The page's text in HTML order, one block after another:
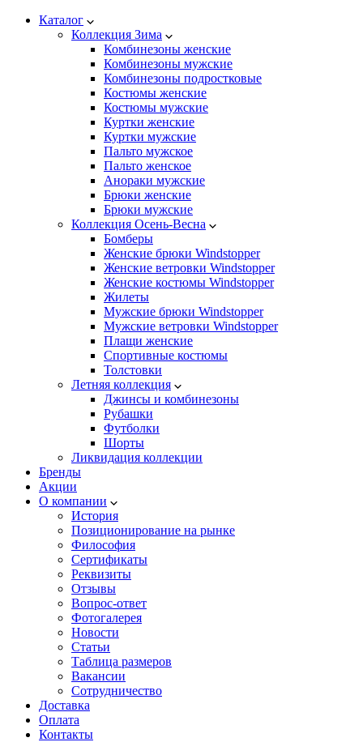
Каталог
Коллекция Зима
Комбинезоны женские
Комбинезоны мужские
Комбинезоны подростковые
Костюмы женские
Костюмы мужские
Куртки женские
Куртки мужские
Пальто мужское
Пальто женское
Анораки мужские
Брюки женские
Брюки мужские
Коллекция Осень-Весна
Бомберы
Женские брюки Windstopper
Женские ветровки Windstopper
Женские костюмы Windstopper
Жилеты
Мужские брюки Windstopper
Мужские ветровки Windstopper
Плащи женские
Спортивные костюмы
Толстовки
Летняя коллекция
Джинсы и комбинезоны
Рубашки
Футболки
Шорты
Ликвидация коллекции
Бренды
Акции
О компании
История
Позиционирование на рынке
Философия
Сертификаты
Реквизиты
Отзывы
Вопрос-ответ
Фотогалерея
Новости
Статьи
Таблица размеров
Вакансии
Сотрудничество
Доставка
Оплата
Контакты